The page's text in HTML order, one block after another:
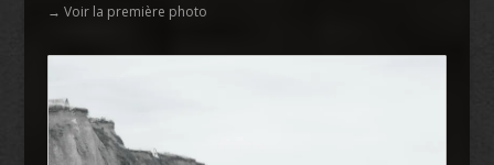
→ Voir la première photo